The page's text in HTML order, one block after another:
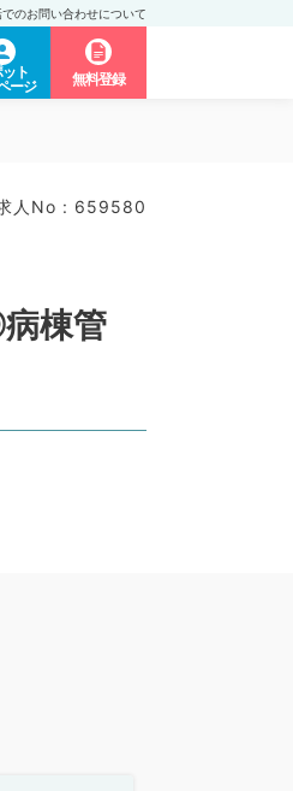
でのお問い合わせについて
ト
ージ
無料登録
人No : 659580
棟管